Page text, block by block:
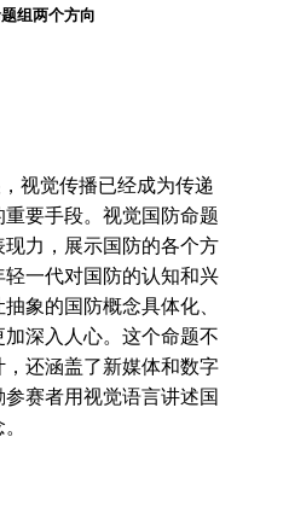
组两个方向
视觉传播已经成为传递
要手段。视觉国防命题
力，展示国防的各个方
一代对国防的认知和兴
象的国防概念具体化、
深入人心。这个命题不
还涵盖了新媒体和数字
赛者用视觉语言讲述国